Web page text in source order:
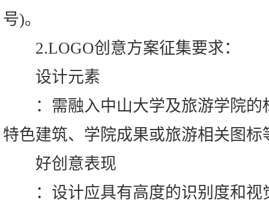
号)。
2.LOGO创意方案征集要求：
设计元素
：需融入中山大学及旅游学院的
特色建筑、学院成果或旅游相关图标
好创意表现
：设计应具有高度的识别度和视